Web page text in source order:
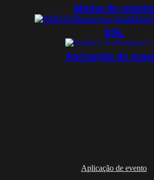
Media de
ESL
Aplicação de
Aplicação de evento